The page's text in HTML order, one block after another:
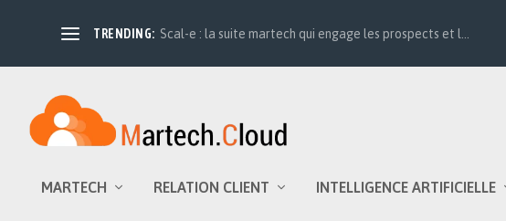
TRENDING: Scal-e : la suite martech qui engage les prospects et l...
MARTECH RELATION CLIENT INTELLIGENCE ARTIFICIELLE